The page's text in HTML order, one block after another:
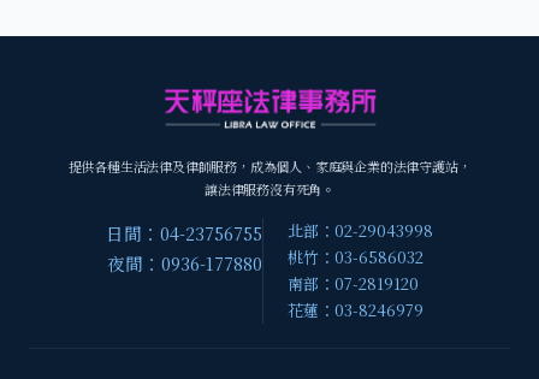
提供各種生活法律及律師服務，成為個人、家庭與企業的法律守護站，
讓法律服務沒有死角。
日間：04-23756755
夜間：0936-177880
北部：02-29043998
桃竹：03-6586032
南部：07-2819120
花蓮：03-8246979